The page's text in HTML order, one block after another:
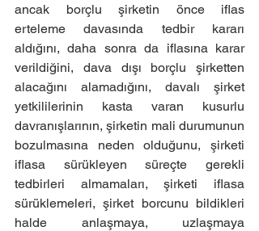
ancak borçlu şirketin önce iflas
erteleme davasında tedbir kararı
aldığını, daha sonra da iflasına karar
verildiğini, dava dışı borçlu şirketten
alacağını alamadığını, davalı şirket
yetkililerinin kasta varan kusurlu
davranışlarının, şirketin mali durumunun
bozulmasına neden olduğunu, şirketi
iflasa sürükleyen süreçte gerekli
tedbirleri almamaları, şirketi iflasa
sürüklemeleri, şirket borcunu bildikleri
halde anlaşmaya, uzlaşmaya